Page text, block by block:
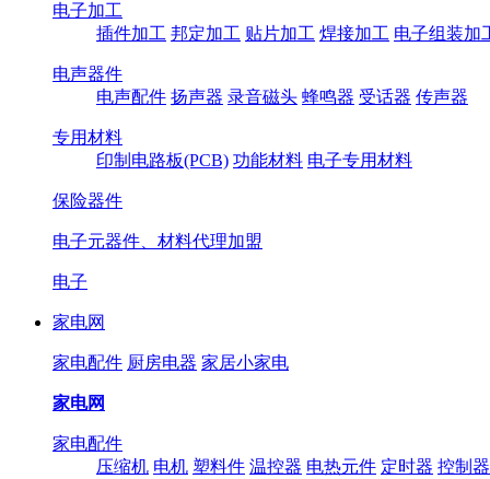
电子加工
插件加工 邦定加工 贴片加工 焊接加工 电子组装加
电声器件
电声配件 扬声器 录音磁头 蜂鸣器 受话器 传声器
专用材料
印制电路板(PCB) 功能材料 电子专用材料
保险器件
电子元器件、材料代理加盟
电子
家电网
家电配件 厨房电器 家居小家电
家电网
家电配件
压缩机 电机 塑料件 温控器 电热元件 定时器 控制器